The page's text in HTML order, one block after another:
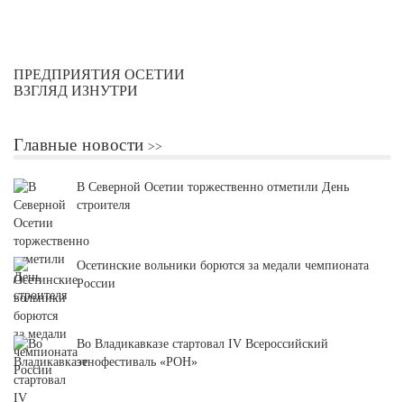
ПРЕДПРИЯТИЯ ОСЕТИИ
ВЗГЛЯД ИЗНУТРИ
Главные новости
В Северной Осетии торжественно отметили День
строителя
Осетинские вольники борются за медали чемпионата
России
Во Владикавказе стартовал IV Всероссийский
этнофестиваль «РОН»